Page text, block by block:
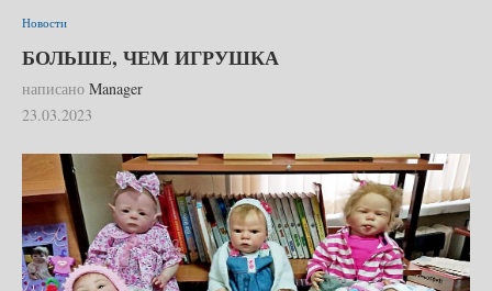
Новости
БОЛЬШЕ, ЧЕМ ИГРУШКА
написано Manager
23.03.2023